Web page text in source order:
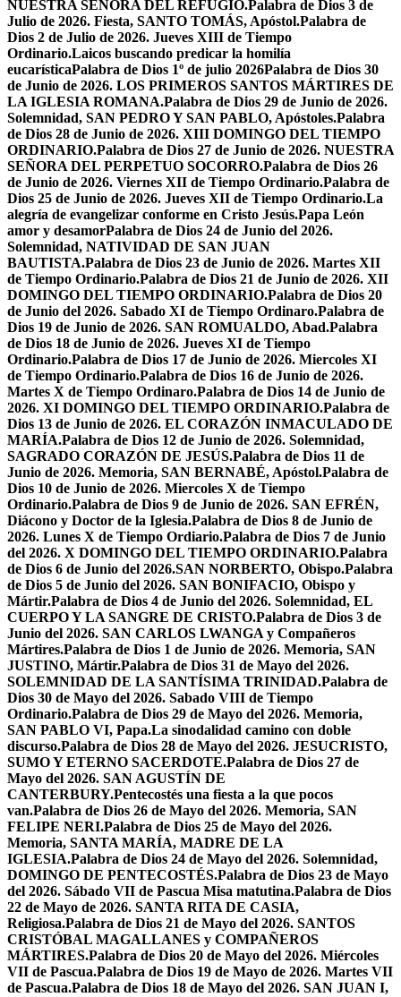
NUESTRA SEÑORA DEL REFUGIO.Palabra de Dios 3 de
Julio de 2026. Fiesta, SANTO TOMÁS, Apóstol.Palabra de
Dios 2 de Julio de 2026. Jueves XIII de Tiempo
Ordinario.Laicos buscando predicar la homilía
eucarísticaPalabra de Dios 1º de julio 2026Palabra de Dios 30
de Junio de 2026. LOS PRIMEROS SANTOS MÁRTIRES DE
LA IGLESIA ROMANA.Palabra de Dios 29 de Junio de 2026.
Solemnidad, SAN PEDRO Y SAN PABLO, Apóstoles.Palabra
de Dios 28 de Junio de 2026. XIII DOMINGO DEL TIEMPO
ORDINARIO.Palabra de Dios 27 de Junio de 2026. NUESTRA
SEÑORA DEL PERPETUO SOCORRO.Palabra de Dios 26
de Junio de 2026. Viernes XII de Tiempo Ordinario.Palabra de
Dios 25 de Junio de 2026. Jueves XII de Tiempo Ordinario.La
alegría de evangelizar conforme en Cristo Jesús.Papa León
amor y desamorPalabra de Dios 24 de Junio del 2026.
Solemnidad, NATIVIDAD DE SAN JUAN
BAUTISTA.Palabra de Dios 23 de Junio de 2026. Martes XII
de Tiempo Ordinario.Palabra de Dios 21 de Junio de 2026. XII
DOMINGO DEL TIEMPO ORDINARIO.Palabra de Dios 20
de Junio del 2026. Sabado XI de Tiempo Ordinaro.Palabra de
Dios 19 de Junio de 2026. SAN ROMUALDO, Abad.Palabra
de Dios 18 de Junio de 2026. Jueves XI de Tiempo
Ordinario.Palabra de Dios 17 de Junio de 2026. Miercoles XI
de Tiempo Ordinario.Palabra de Dios 16 de Junio de 2026.
Martes X de Tiempo Ordinaro.Palabra de Dios 14 de Junio de
2026. XI DOMINGO DEL TIEMPO ORDINARIO.Palabra de
Dios 13 de Junio de 2026. EL CORAZÓN INMACULADO DE
MARÍA.Palabra de Dios 12 de Junio de 2026. Solemnidad,
SAGRADO CORAZÓN DE JESÚS.Palabra de Dios 11 de
Junio de 2026. Memoria, SAN BERNABÉ, Apóstol.Palabra de
Dios 10 de Junio de 2026. Miercoles X de Tiempo
Ordinario.Palabra de Dios 9 de Junio de 2026. SAN EFRÉN,
Diácono y Doctor de la Iglesia.Palabra de Dios 8 de Junio de
2026. Lunes X de Tiempo Ordiario.Palabra de Dios 7 de Junio
del 2026. X DOMINGO DEL TIEMPO ORDINARIO.Palabra
de Dios 6 de Junio del 2026.SAN NORBERTO, Obispo.Palabra
de Dios 5 de Junio del 2026. SAN BONIFACIO, Obispo y
Mártir.Palabra de Dios 4 de Junio del 2026. Solemnidad, EL
CUERPO Y LA SANGRE DE CRISTO.Palabra de Dios 3 de
Junio del 2026. SAN CARLOS LWANGA y Compañeros
Mártires.Palabra de Dios 1 de Junio de 2026. Memoria, SAN
JUSTINO, Mártir.Palabra de Dios 31 de Mayo del 2026.
SOLEMNIDAD DE LA SANTÍSIMA TRINIDAD.Palabra de
Dios 30 de Mayo del 2026. Sabado VIII de Tiempo
Ordinario.Palabra de Dios 29 de Mayo del 2026. Memoria,
SAN PABLO VI, Papa.La sinodalidad camino con doble
discurso.Palabra de Dios 28 de Mayo del 2026. JESUCRISTO,
SUMO Y ETERNO SACERDOTE.Palabra de Dios 27 de
Mayo del 2026. SAN AGUSTÍN DE
CANTERBURY.Pentecostés una fiesta a la que pocos
van.Palabra de Dios 26 de Mayo del 2026. Memoria, SAN
FELIPE NERI.Palabra de Dios 25 de Mayo del 2026.
Memoria, SANTA MARÍA, MADRE DE LA
IGLESIA.Palabra de Dios 24 de Mayo del 2026. Solemnidad,
DOMINGO DE PENTECOSTÉS.Palabra de Dios 23 de Mayo
del 2026. Sábado VII de Pascua Misa matutina.Palabra de Dios
22 de Mayo de 2026. SANTA RITA DE CASIA,
Religiosa.Palabra de Dios 21 de Mayo del 2026. SANTOS
CRISTÓBAL MAGALLANES y COMPAÑEROS
MÁRTIRES.Palabra de Dios 20 de Mayo del 2026. Miércoles
VII de Pascua.Palabra de Dios 19 de Mayo de 2026. Martes VII
de Pascua.Palabra de Dios 18 de Mayo del 2026. SAN JUAN I,